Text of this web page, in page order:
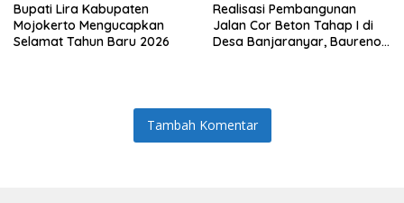
Bupati Lira Kabupaten
Mojokerto Mengucapkan
Selamat Tahun Baru 2026
Realisasi Pembangunan
Jalan Cor Beton Tahap I di
Desa Banjaranyar, Baureno,
Tambah Komentar